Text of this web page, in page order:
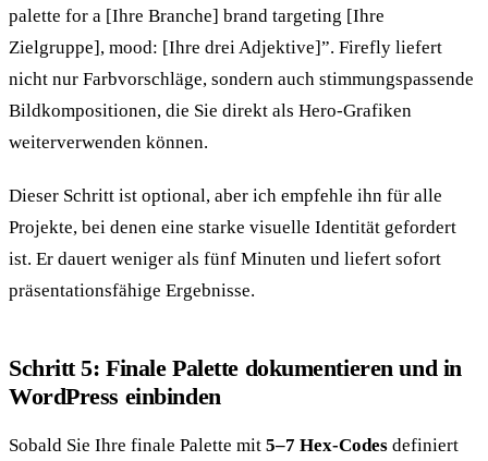
palette for a [Ihre Branche] brand targeting [Ihre
Zielgruppe], mood: [Ihre drei Adjektive]”. Firefly liefert
nicht nur Farbvorschläge, sondern auch stimmungspassende
Bildkompositionen, die Sie direkt als Hero-Grafiken
weiterverwenden können.
Dieser Schritt ist optional, aber ich empfehle ihn für alle
Projekte, bei denen eine starke visuelle Identität gefordert
ist. Er dauert weniger als fünf Minuten und liefert sofort
präsentationsfähige Ergebnisse.
Schritt 5: Finale Palette dokumentieren und in
WordPress einbinden
Sobald Sie Ihre finale Palette mit 5–7 Hex-Codes definiert